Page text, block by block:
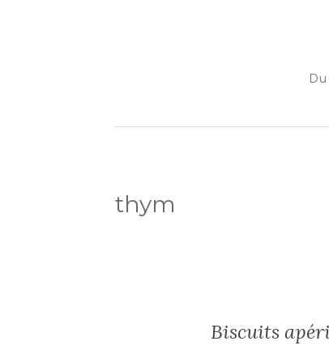
thym
Biscuits